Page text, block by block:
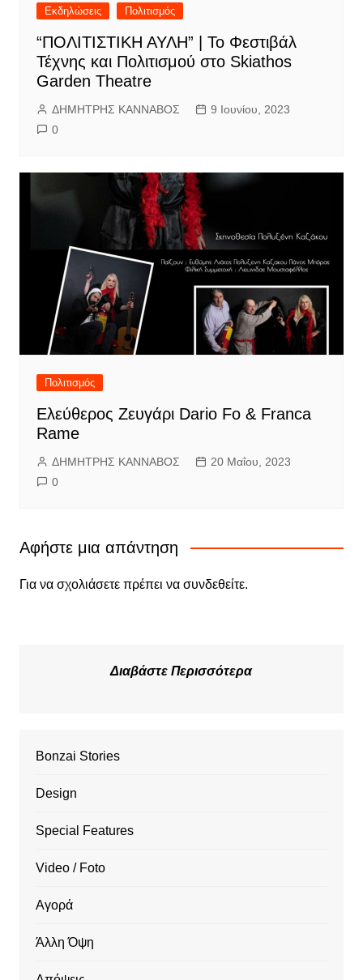
Εκδηλώσεις Πολιτισμός
“ΠΟΛΙΤΙΣΤΙΚΗ ΑΥΛΗ” | Το Φεστιβάλ
Τέχνης και Πολιτισμού στο Skiathos
Garden Theatre
ΔΗΜΗΤΡΗΣ ΚΑΝΝΑΒΟΣ
9 Ιουνίου, 2023
0
Πολιτισμός
Ελεύθερος Ζευγάρι Dario Fo & Franca
Rame
ΔΗΜΗΤΡΗΣ ΚΑΝΝΑΒΟΣ
20 Μαΐου, 2023
0
Αφήστε μια απάντηση
Για να σχολιάσετε πρέπει να συνδεθείτε.
Διαβάστε Περισσότερα
Bonzai Stories
Design
Special Features
Video / Foto
Αγορά
Άλλη Όψη